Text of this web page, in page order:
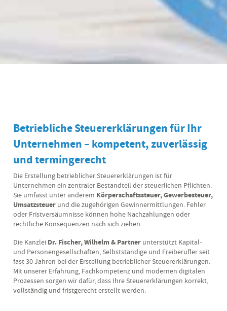
Betriebliche Steuererklärungen für Ihr
Unternehmen – kompetent, zuverlässig
und termingerecht
Die Erstellung betrieblicher Steuererklärungen ist für
Unternehmen ein zentraler Bestandteil der steuerlichen Pflichten.
Sie umfasst unter anderem Körperschaftssteuer, Gewerbesteuer,
Umsatzsteuerund die zugehörigen Gewinnermittlungen. Fehler
oder Fristversäumnisse können hohe Nachzahlungen oder
rechtliche Konsequenzen nach sich ziehen.
Die Kanzlei Dr. Fischer, Wilhelm & Partnerunterstützt Kapital-
und Personengesellschaften, Selbstständige und Freiberufler seit
fast 30 Jahren bei der Erstellung betrieblicher Steuererklärungen.
Mit unserer Erfahrung, Fachkompetenz und modernen digitalen
Prozessen sorgen wir dafür, dass Ihre Steuererklärungen korrekt,
vollständig und fristgerecht erstellt werden.